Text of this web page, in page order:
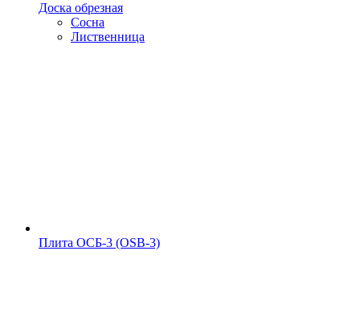
Доска обрезная
Сосна
Лиственница
Плита ОСБ-3 (OSB-3)